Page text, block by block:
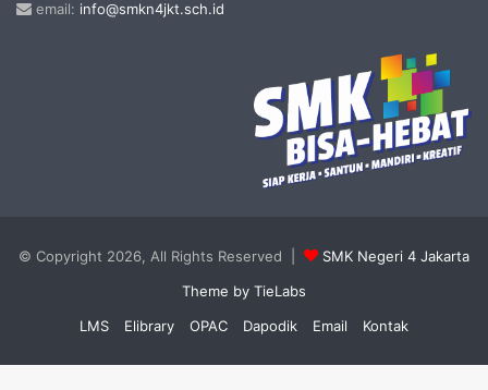
email: info@smkn4jkt.sch.id
© Copyright 2026, All Rights Reserved |
SMK Negeri 4 Jakarta
Theme by TieLabs
LMS
Elibrary OPAC Dapodik Email Kontak